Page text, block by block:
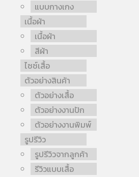
แบบกางเกง
เนื้อผ้า
เนื้อผ้า
สีผ้า
ไซซ์เสื้อ
ตัวอย่างสินค้า
ตัวอย่างเสื้อ
ตัวอย่างงานปัก
ตัวอย่างงานพิมพ์
รูปรีวิว
รูปรีวิวจากลูกค้า
รีวิวแบบเสื้อ